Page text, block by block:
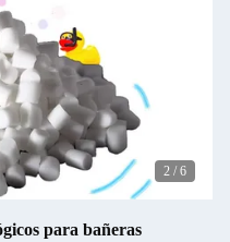
2 / 6
para bañeras